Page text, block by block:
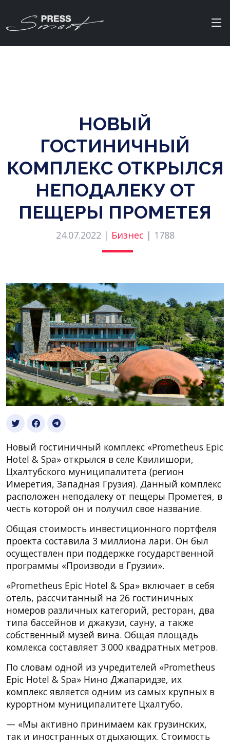
НОВЫЙ
ГОСТИНИЧНЫЙ
КОМПЛЕКС ОТКРЫЛСЯ
НЕПОДАЛЕКУ ОТ
ПЕЩЕРЫ ПРОМЕТЕЯ
24.07.2022 | Бизнес | 1788
Новый гостиничный комплекс «Prometheus Epic
Hotel & Spa» открылся в селе Квилишори,
Цхалтубского муниципалитета (регион
Имеретия, Западная Грузия). Данный комплекс
расположен неподалеку от пещеры Прометея, в
честь которой он и получил свое название.
Общая стоимость инвестиционного портфеля
проекта составила 3 миллиона лари. Он был
осуществлен при поддержке государственной
программы «Производи в Грузии».
«Prometheus Epic Hotel & Spa» включает в себя
отель, рассчитанный на 26 гостиничных
номеров различных категорий, ресторан, два
типа бассейнов и джакузи, сауну, а также
собственный музей вина. Общая площадь
комлекса составляет 3.000 квадратных метров.
По словам одной из учредителей «Prometheus
Epic Hotel & Spa» Нино Джапаридзе, их
комплекс является одним из самых крупных в
курортном муниципалитете Цхалтубо.
— «Мы активно принимаем как грузинских,
так и иностранных отдыхающих. Стоимость